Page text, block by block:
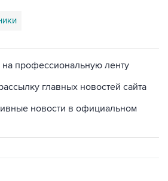
на профессиональную ленту
главных новостей сайта
новости в официальном